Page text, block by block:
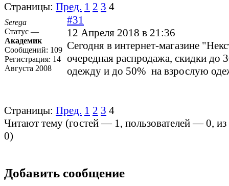
Страницы: Пред. 1 2 3 4
Serega
Статус —
Академик
Сообщений: 109
Регистрация: 14
Августа 2008
#31
12 Апреля 2018 в 21:36
Сегодня в интернет-магазине
очередная распродажа, скидки до
одежду и до 50% на взрослую
Страницы: Пред. 1 2 3 4
Читают тему (гостей — 1, пользователей —0,
0)
Добавить сообщение